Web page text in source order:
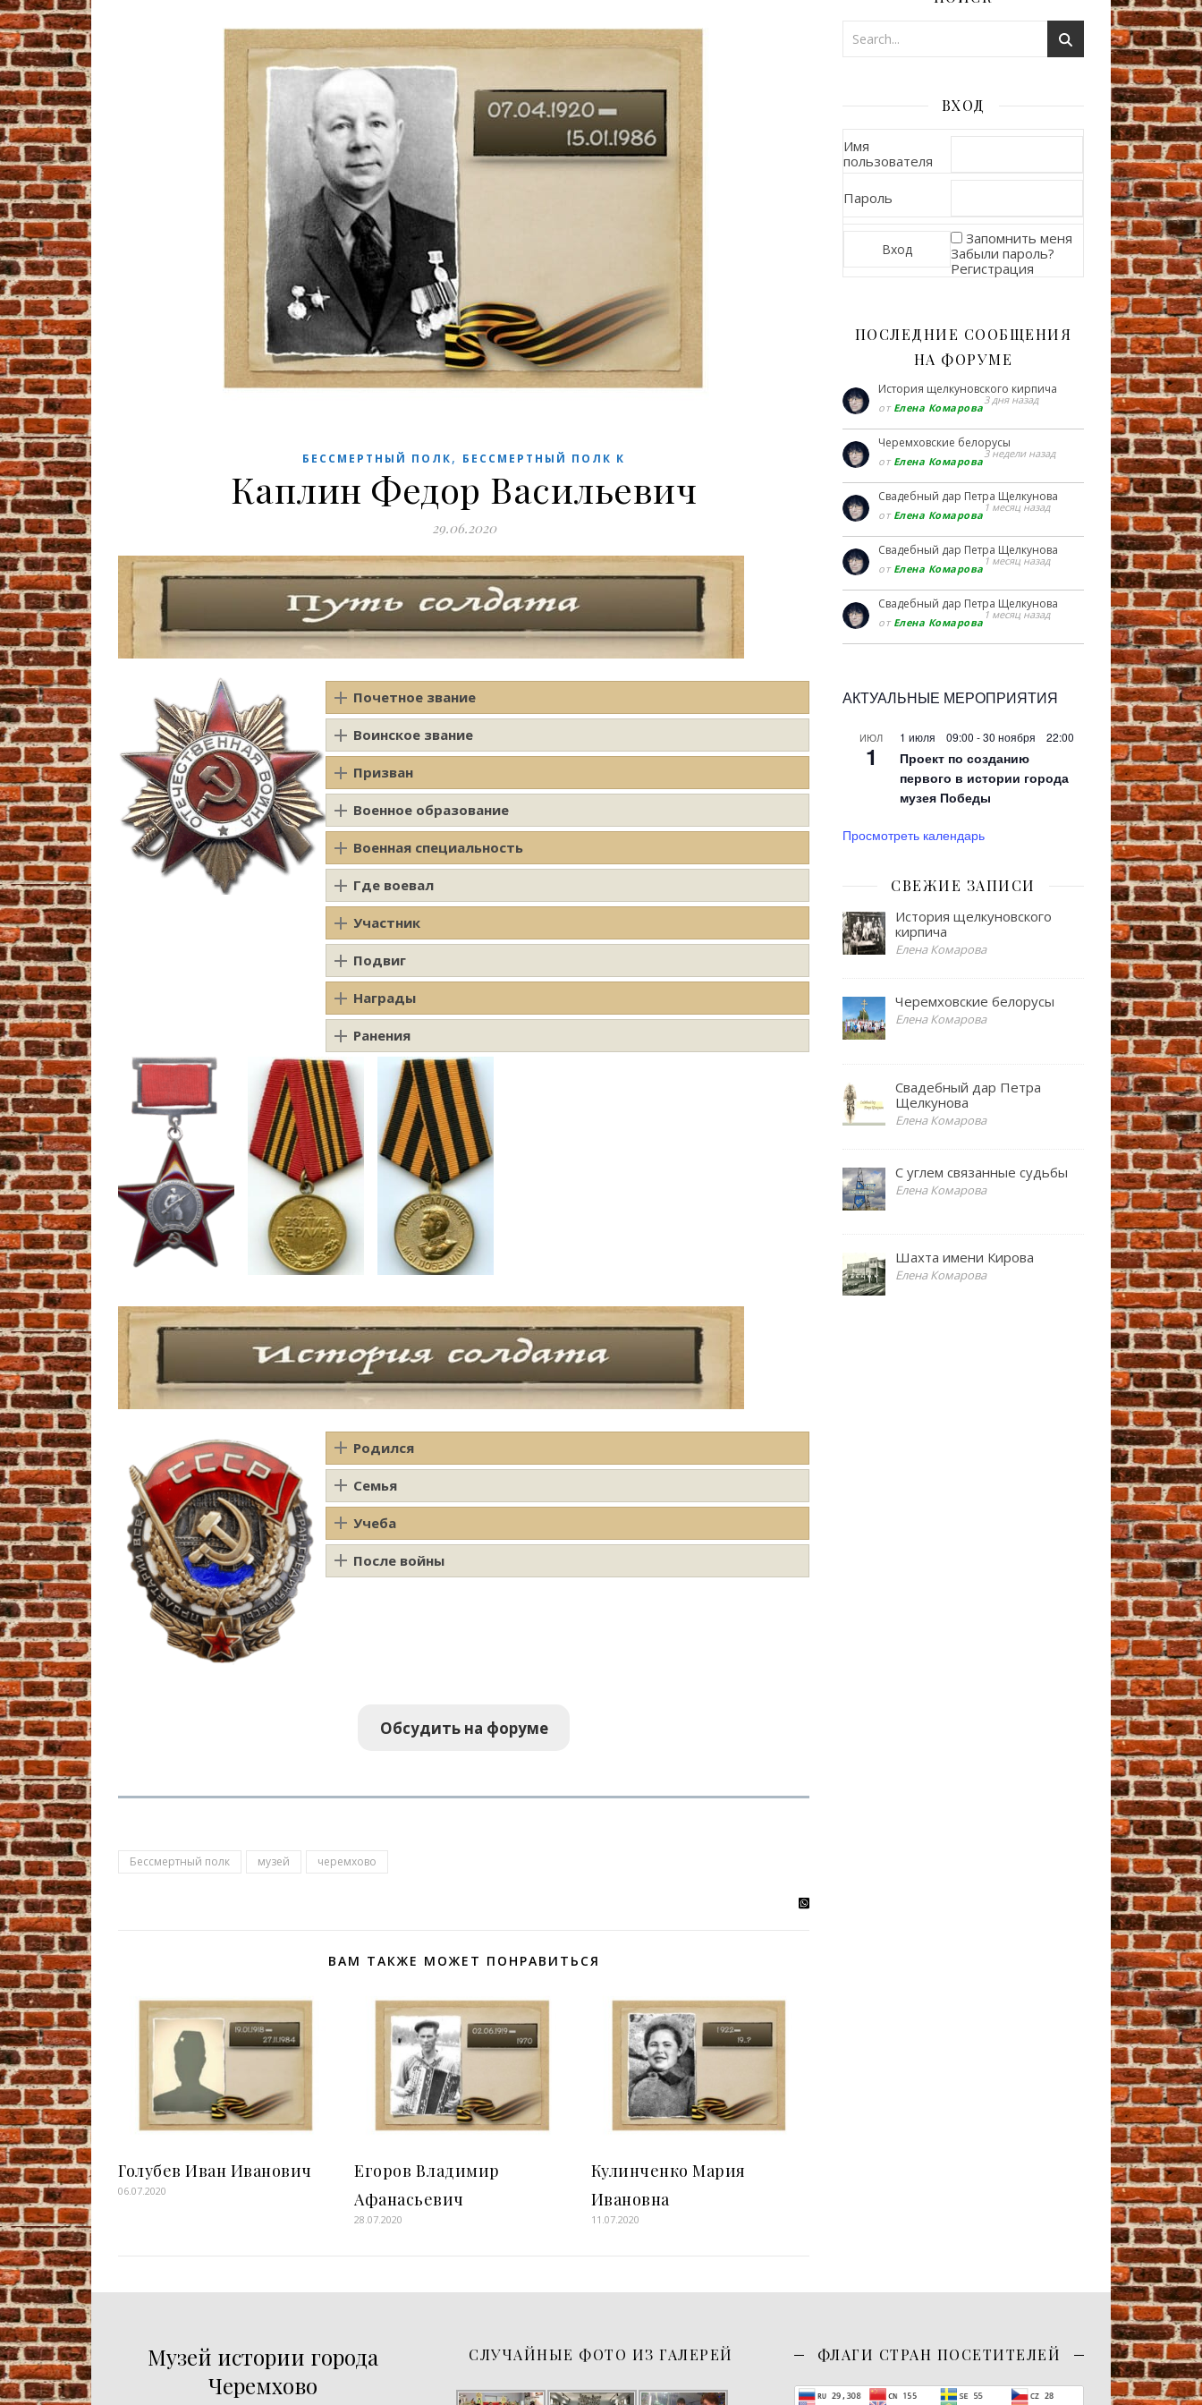
БЕССМЕРТНЫЙ ПОЛК, БЕССМЕРТНЫЙ ПОЛК К
Каплин Федор Васильевич
29.06.2020
Почетное звание
Воинское звание
Призван
Военное образование
Военная специальность
Где воевал
Участник
Подвиг
Награды
Ранения
Родился
Семья
Учеба
После войны
Обсудить на форуме
Бессмертный полк музей черемхово
ВАМ ТАКЖЕ МОЖЕТ ПОНРАВИТЬСЯ
Голубев Иван Иванович
06.07.2020
Егоров Владимир
Афанасьевич
28.07.2020
Кулинченко Мария
Ивановна
11.07.2020
ВХОД
Имя
пользователя
Пароль
Запомнить меня
Забыли пароль?
Регистрация
ПОСЛЕДНИЕ СООБЩЕНИЯ
НА ФОРУМЕ
История щелкуновского кирпича
от Елена Комарова
3 дня назад
Черемховские белорусы
от Елена Комарова
3 недели назад
Свадебный дар Петра Щелкунова
от Елена Комарова
1 месяц назад
Свадебный дар Петра Щелкунова
от Елена Комарова
1 месяц назад
Свадебный дар Петра Щелкунова
от Елена Комарова
1 месяц назад
АКТУАЛЬНЫЕ МЕРОПРИЯТИЯ
ИЮЛ
1
1 июля 09:00 -30 ноября 22:00
Проект по созданию
первого в истории города
музея Победы
Просмотреть календарь
СВЕЖИЕ ЗАПИСИ
История щелкуновского
кирпича
Елена Комарова
Черемховские белорусы
Елена Комарова
Свадебный дар Петра
Щелкунова
Елена Комарова
С углем связанные судьбы
Елена Комарова
Шахта имени Кирова
Елена Комарова
Музей истории города
Черемхово
СЛУЧАЙНЫЕ ФОТО ИЗ ГАЛЕРЕЙ ФЛАГИ СТРАН ПОСЕТИТЕЛЕЙ